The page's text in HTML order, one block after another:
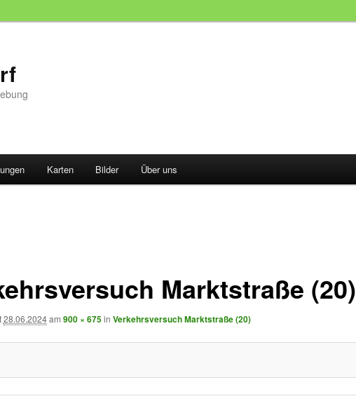
Karten Bilder Über uns
Marktstraße (20)
28.06.2024am 900 × 675in Verkehrsversuch Marktstraße (20)